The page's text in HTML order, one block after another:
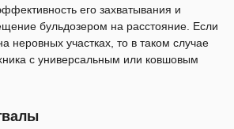
его захватывания и
бульдозером на расстояние. Если
неровных участках, то в таком случае
с универсальным или ковшовым